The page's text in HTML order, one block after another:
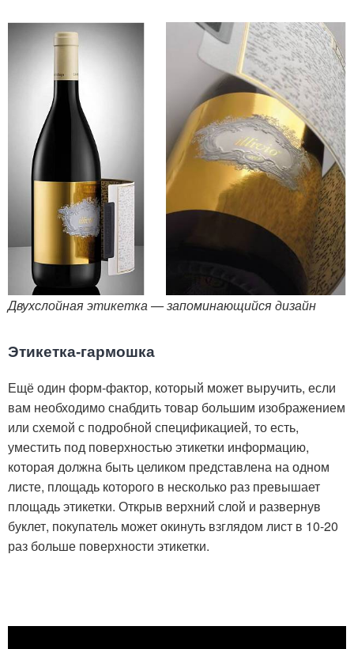
Двухслойная этикетка — запоминающийся дизайн
Этикетка-гармошка
Ещё один форм-фактор, который может выручить, если
вам необходимо снабдить товар большим изображением
или схемой с подробной спецификацией, то есть,
уместить под поверхностью этикетки информацию,
которая должна быть целиком представлена на одном
листе, площадь которого в несколько раз превышает
площадь этикетки. Открыв верхний слой и развернув
буклет, покупатель может окинуть взглядом лист в 10-20
раз больше поверхности этикетки.